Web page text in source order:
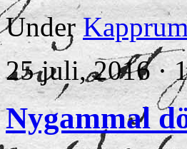
Under
25 juli, 2016 ·
Nygammal